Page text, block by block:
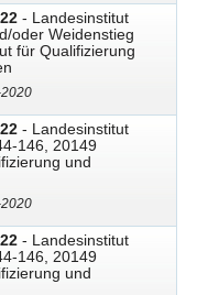
- Landesinstitut
oder Weidenstieg
für Qualifizierung
- Landesinstitut
146, 20149
und
- Landesinstitut
146, 20149
und